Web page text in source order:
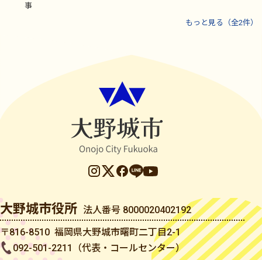
事
もっと見る（全2件）
大野城市役所 法人番号 8000020402192
〒816-8510 福岡県大野城市曙町二丁目2-1
092-501-2211（代表・コールセンター）